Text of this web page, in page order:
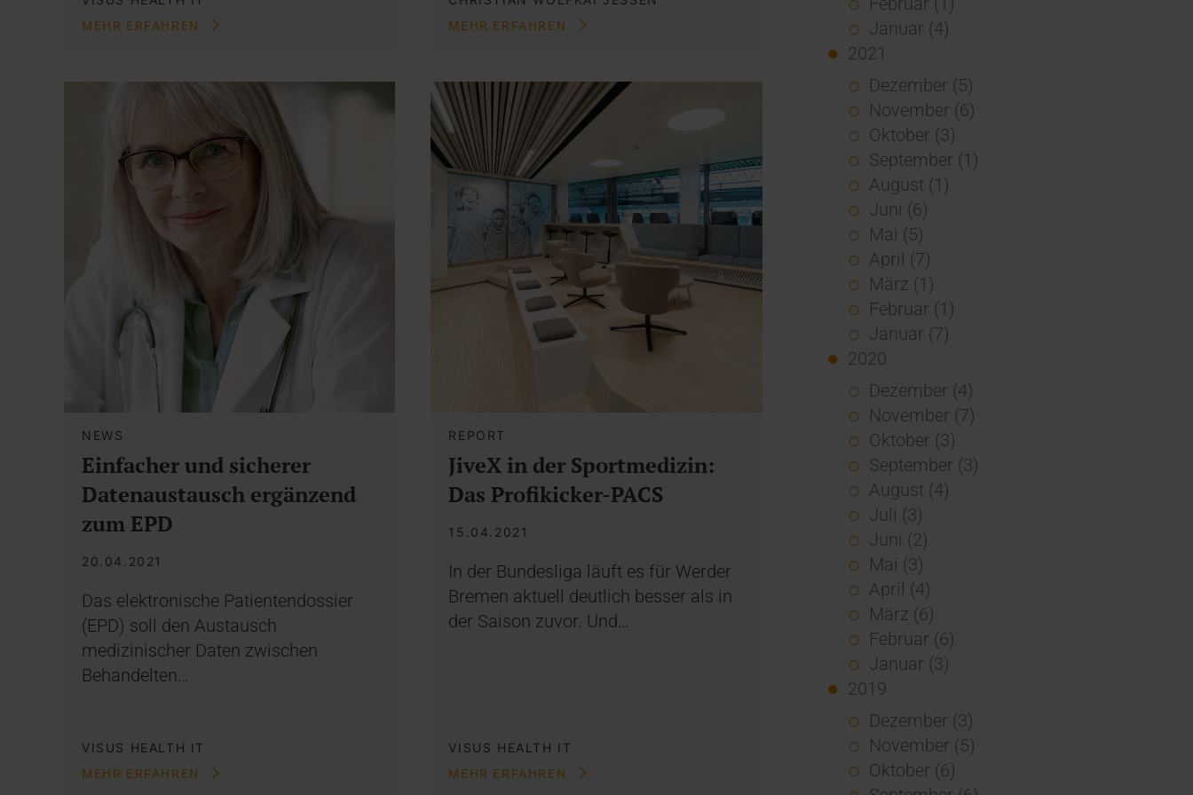
MEHR ERFAHREN MEHR ERFAHREN
NEWS
Einfacher und sicherer
Datenaustausch ergänzend
zum EPD
20.04.2021
Das elektronische Patientendossier
(EPD) soll den Austausch
medizinischer Daten zwischen
Behandelten…
VISUS HEALTH IT
MEHR ERFAHREN
REPORT
JiveX in der Sportmedizin:
Das Profikicker-PACS
15.04.2021
In der Bundesliga läuft es für Werder
Bremen aktuell deutlich besser als in
der Saison zuvor. Und…
VISUS HEALTH IT
MEHR ERFAHREN
Januar (4)
2021
Dezember (5)
November (6)
Oktober (3)
September (1)
August (1)
Juni (6)
Mai (5)
April (7)
März (1)
Februar (1)
Januar (7)
2020
Dezember (4)
November (7)
Oktober (3)
September (3)
August (4)
Juli (3)
Juni (2)
Mai (3)
April (4)
März (6)
Februar (6)
Januar (3)
2019
Dezember (3)
November (5)
Oktober (6)